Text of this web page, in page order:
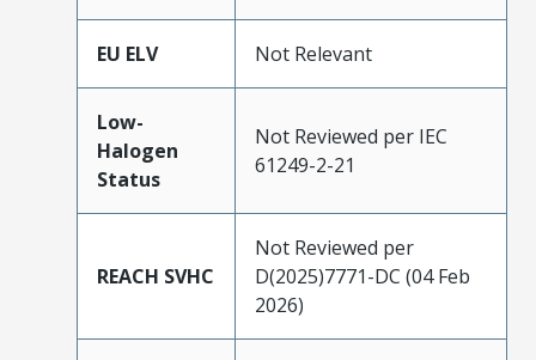
EU ELV Not Relevant
Low-
Halogen
Status
Not Reviewed per IEC
61249-2-21
REACH SVHC
Not Reviewed per
D(2025)7771-DC (04 Feb
2026)